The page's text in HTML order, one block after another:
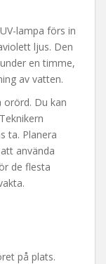
lampa förs in
ljus. Den
en timme,
av vatten.
orörd. Du kan
ta. Planera
använda
de flesta
på plats.